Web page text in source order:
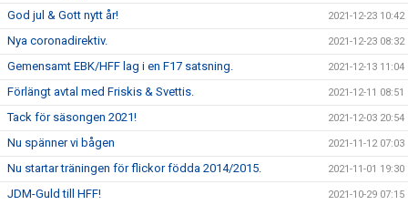
God jul & Gott nytt år! 2021-12-23 10:42
Nya coronadirektiv. 2021-12-23 08:32
Gemensamt EBK/HFF lag i en F17 satsning. 2021-12-13 11:04
Förlängt avtal med Friskis & Svettis. 2021-12-11 08:51
Tack för säsongen 2021! 2021-12-03 20:54
Nu spänner vi bågen 2021-11-12 07:03
Nu startar träningen för flickor födda 2014/2015. 2021-11-01 19:30
JDM-Guld till HFF! 2021-10-29 07:15